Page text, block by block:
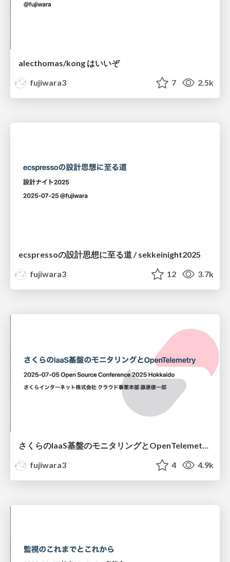
alecthomas/kong はいいぞ
fujiwara3
7 2.5k
ecspressoの設計思想に至る道 / sekkeinight2025
fujiwara3
12 3.7k
さくらのIaaS基盤のモニタリングとOpenTelemetry/OSC Hokkaido 2025
fujiwara3
4 4.9k